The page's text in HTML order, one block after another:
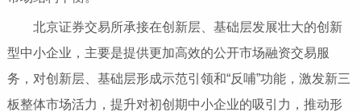
北京证券交易所承接在创新层、基础层发展壮大的创新
型中小企业，主要是提供更加高效的公开市场融资交易服
务，对创新层、基础层形成示范引领和“反哺”功能，激发新三
板整体市场活力，提升对初创期中小企业的吸引力，推动形